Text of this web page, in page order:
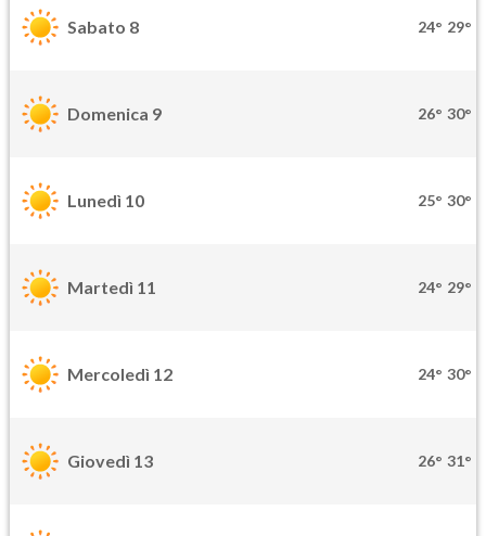
Sabato 8 24° 29°
Domenica 9 26° 30°
Lunedì 10 25° 30°
Martedì 11 24° 29°
Mercoledì 12 24° 30°
Giovedì 13 26° 31°